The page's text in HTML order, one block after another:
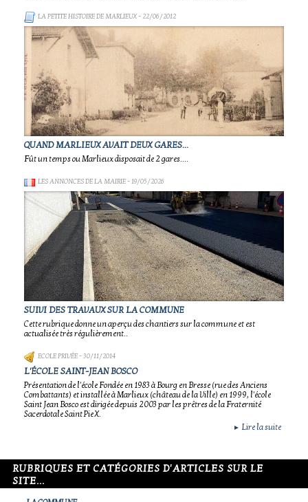
LA PETITE HISTOIRE DE MARLIEUX- 22/06/2012
QUAND MARLIEUX AVAIT DEUX GARES...
Fût un temps ou Marlieux disposait de 2 gares....
LES ANNONCES DE LA MAIRIE- 19/05/2026
SUIVI DES TRAVAUX SUR LA COMMUNE
Cette rubrique donne un aperçu des chantiers sur la commune et est
actualisée très régulièrement..
ECOLE PRIVÉE- 30/11/2014
L'ÉCOLE SAINT-JEAN BOSCO
Présentation de l'école Fondée en 1983 à Bourg en Bresse (rue des Anciens
Combattants) et installée à Marlieux (château de la Ville) en 1999, l'école
Saint Jean Bosco est dirigée depuis 2003 par les prêtres de la Fraternité
Sacerdotale Saint Pie X.
► Lire la suite
RUBRIQUES ET CATÉGORIES D'ARTICLES SUR LE
SITE...